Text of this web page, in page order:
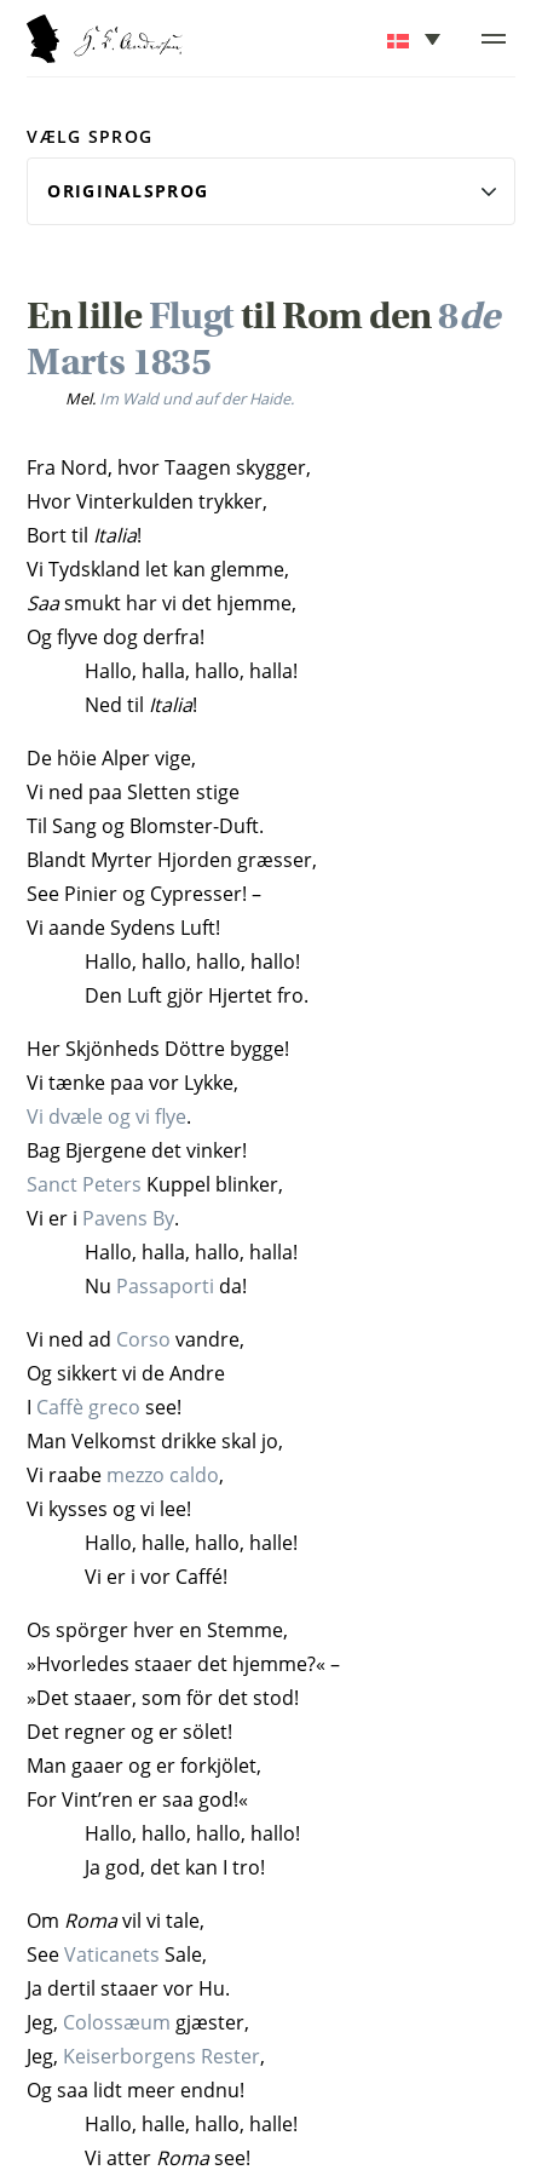
VÆLG SPROG
En lilleFlugttil Rom den8de
Marts 1835
Mel. Im Wald und auf der Haide.
Fra Nord, hvor Taagen skygger,
Hvor Vinterkulden trykker,
Bort til Italia!
Vi Tydskland let kan glemme,
Saasmukt har vi det hjemme,
Og flyve dog derfra!
Hallo, halla, hallo, halla!
Ned til Italia!
De höie Alper vige,
Vi ned paa Sletten stige
Til Sang og Blomster-Duft.
Blandt Myrter Hjorden græsser,
See Pinier og Cypresser! –
Vi aande Sydens Luft!
Hallo, hallo, hallo, hallo!
Den Luft gjör Hjertet fro.
Her Skjönheds Döttre bygge!
Vi tænke paa vor Lykke,
Vi dvæle og vi flye.
Bag Bjergene det vinker!
Sanct Peters Kuppel blinker,
Vi er i Pavens By.
Hallo, halla, hallo, halla!
Nu Passaporti da!
Vi ned ad Corso vandre,
Og sikkert vi de Andre
I Caffè greco see!
Man Velkomst drikke skal jo,
Vi raabe mezzo caldo,
Vi kysses og vi lee!
Hallo, halle, hallo, halle!
Vi er i vor Caffé!
Os spörger hver en Stemme,
»Hvorledes staaer det hjemme?« –
»Det staaer, som för det stod!
Det regner og er sölet!
Man gaaer og er forkjölet,
For Vint’ren er saa god!«
Hallo, hallo, hallo, hallo!
Ja god, det kan I tro!
Om Romavil vi tale,
SeeVaticanets Sale,
Ja dertil staaer vor Hu.
Jeg, Colossæum gjæster,
Jeg, Keiserborgens Rester,
Og saa lidt meer endnu!
Hallo, halle, hallo, halle!
Vi atter Romasee!